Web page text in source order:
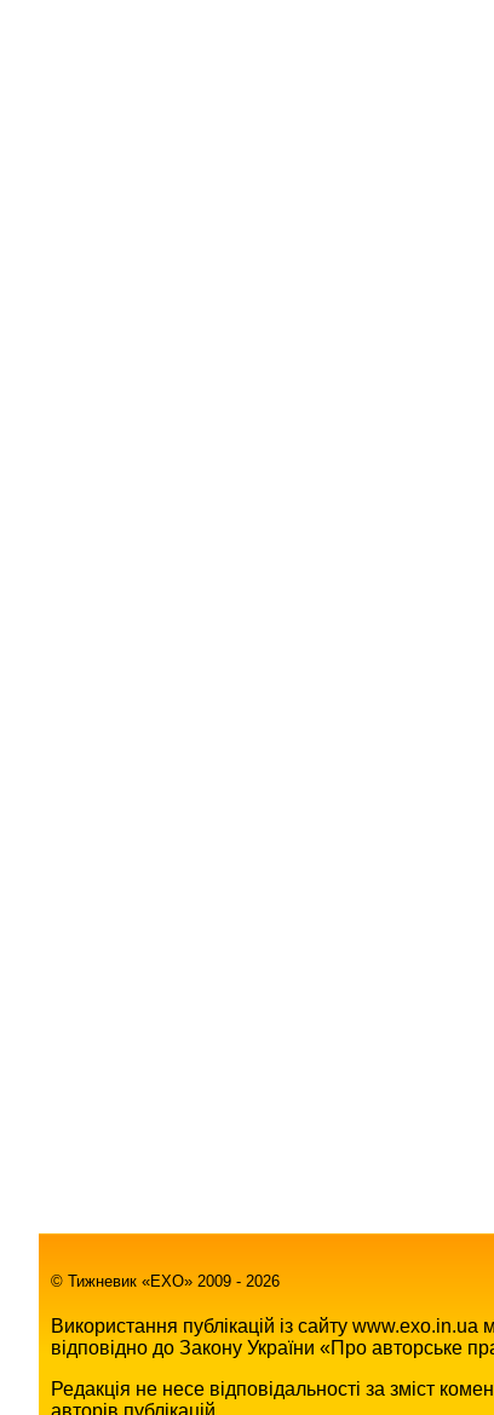
© Тижневик «EХO» 2009 - 2026
Використання публікацій із сайту
відповідно до Закону України «Про авторське
Редакція не несе відповідальності за зміст
авторів публікацій.